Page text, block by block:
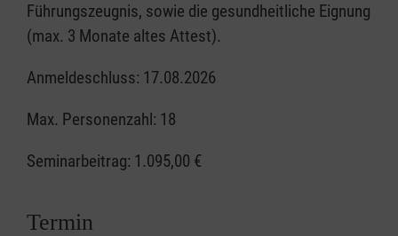
Führungszeugnis, sowie die gesundheitliche Eignung
(max. 3 Monate altes Attest).
Anmeldeschluss: 17.08.2026
Max. Personenzahl: 18
Seminarbeitrag: 1.095,00 €
Termin